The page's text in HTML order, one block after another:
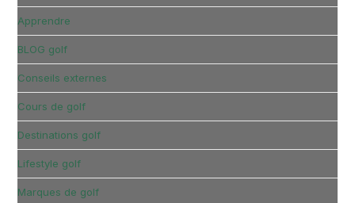
Apprendre
BLOG golf
Conseils externes
Cours de golf
Destinations golf
Lifestyle golf
Marques de golf